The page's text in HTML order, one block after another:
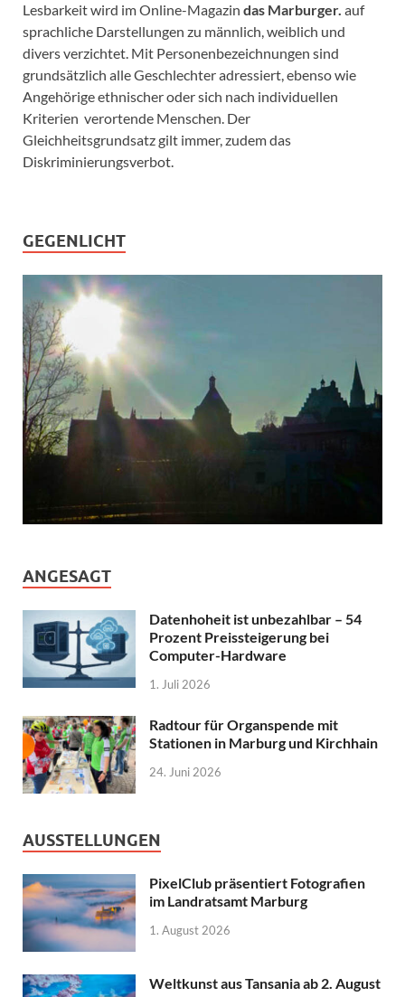
Lesbarkeit wird im Online-Magazin das Marburger. auf
sprachliche Darstellungen zu männlich, weiblich und
divers verzichtet. Mit Personenbezeichnungen sind
grundsätzlich alle Geschlechter adressiert, ebenso wie
Angehörige ethnischer oder sich nach individuellen
Kriterien verortende Menschen. Der
Gleichheitsgrundsatz gilt immer, zudem das
Diskriminierungsverbot.
GEGENLICHT
ANGESAGT
Datenhoheit ist unbezahlbar – 54
Prozent Preissteigerung bei
Computer-Hardware
1. Juli 2026
Radtour für Organspende mit
Stationen in Marburg und Kirchhain
24. Juni 2026
AUSSTELLUNGEN
PixelClub präsentiert Fotografien
im Landratsamt Marburg
1. August 2026
Weltkunst aus Tansania ab 2. August